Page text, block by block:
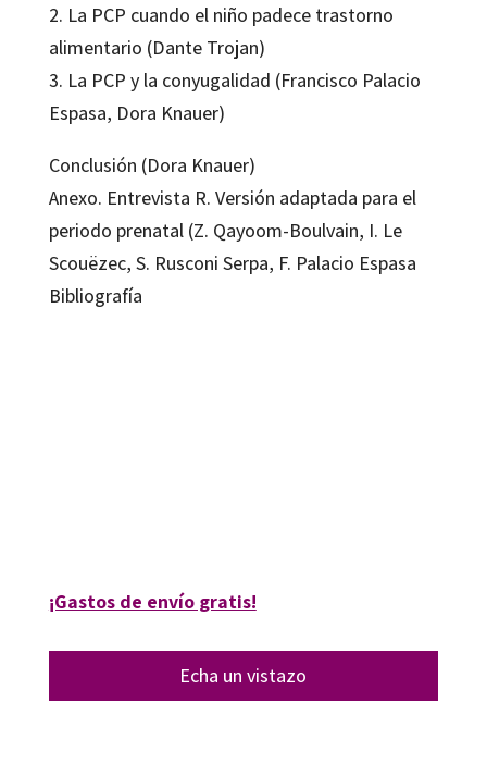
2. La PCP cuando el niño padece trastorno
alimentario (Dante Trojan)
3. La PCP y la conyugalidad (Francisco Palacio
Espasa, Dora Knauer)
Conclusión (Dora Knauer)
Anexo. Entrevista R. Versión adaptada para el
periodo prenatal (Z. Qayoom-Boulvain, I. Le
Scouëzec, S. Rusconi Serpa, F. Palacio Espasa
Bibliografía
¡Gastos de envío gratis!
Echa un vistazo